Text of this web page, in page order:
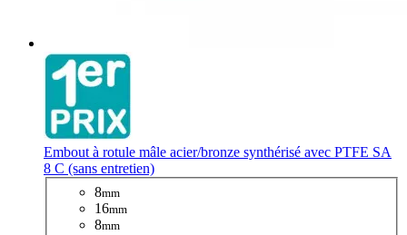
Embout à rotule mâle acier/bronze synthérisé avec PTFE SA
8 C (sans entretien)
8mm
16mm
8mm